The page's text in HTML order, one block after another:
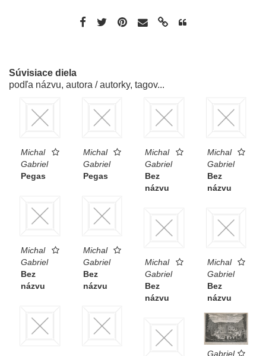
Súvisiace diela
podľa názvu, autora / autorky, tagov...
Michal
Gabriel
Pegas
Michal
Gabriel
Pegas
Michal
Gabriel
Bez
názvu
Michal
Gabriel
Bez
názvu
Michal
Gabriel
Bez
názvu
Michal
Gabriel
Bez
názvu
Michal
Gabriel
Bez
názvu
Michal
Gabriel
Bez
názvu
Gabriel